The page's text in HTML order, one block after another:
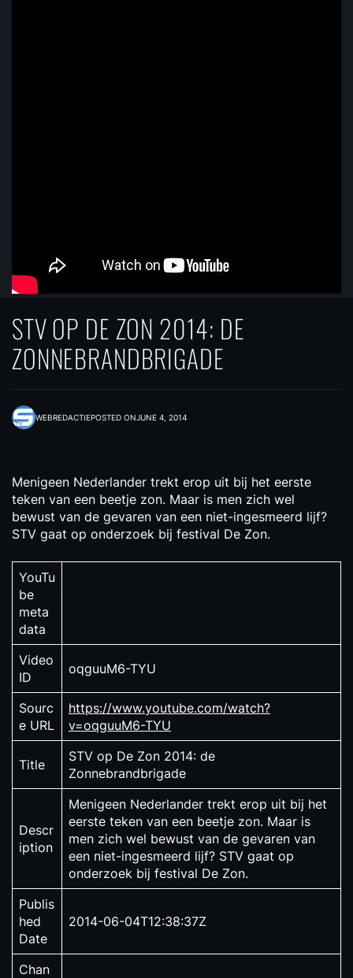
STV OP DE ZON 2014: DE
ZONNEBRANDBRIGADE
WEBREDACTIEPOSTED ONJUNE 4, 2014
Menigeen Nederlander trekt erop uit bij het eerste
teken van een beetje zon. Maar is men zich wel
bewust van de gevaren van een niet-ingesmeerd lijf?
STV gaat op onderzoek bij festival De Zon.
YouTu
be
meta
data
Video
ID
oqguuM6-TYU
Sourc
e URL
https://www.youtube.com/watch?
v=oqguuM6-TYU
Title
STV op De Zon 2014: de
Zonnebrandbrigade
Descr
iption
Menigeen Nederlander trekt erop uit bij het
eerste teken van een beetje zon. Maar is
men zich wel bewust van de gevaren van
een niet-ingesmeerd lijf? STV gaat op
onderzoek bij festival De Zon.
Publis
hed
Date
2014-06-04T12:38:37Z
Chan